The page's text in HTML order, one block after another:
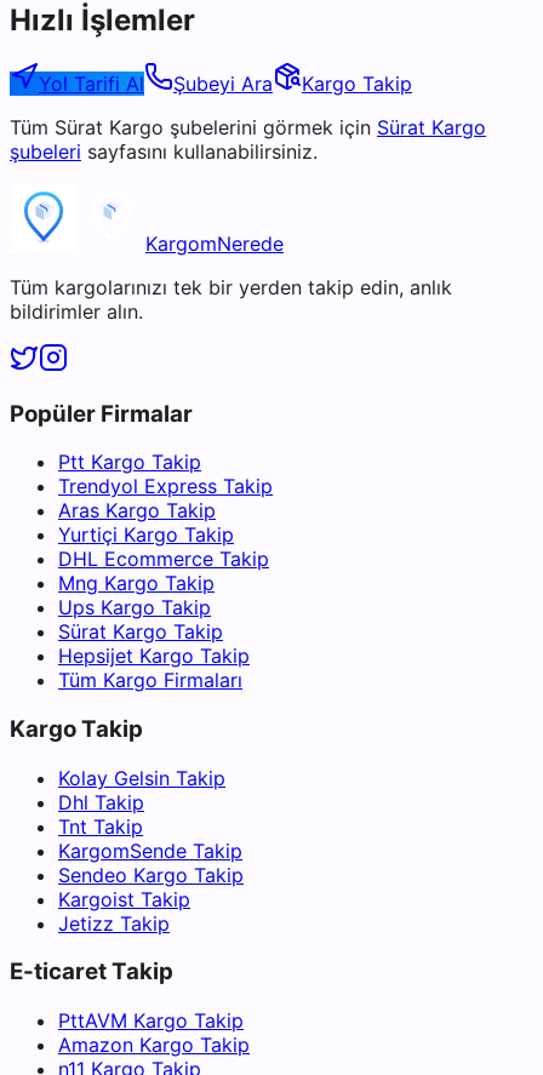
Hızlı İşlemler
Yol Tarifi Al Şubeyi Ara
Kargo Takip
Tüm Sürat Kargo şubelerini görmek için Sürat Kargo
şubeleri sayfasını kullanabilirsiniz.
KargomNerede
Tüm kargolarınızı tek bir yerden takip edin, anlık
bildirimler alın.
Popüler Firmalar
Ptt Kargo Takip
Trendyol Express Takip
Aras Kargo Takip
Yurtiçi Kargo Takip
DHL Ecommerce Takip
Mng Kargo Takip
Ups Kargo Takip
Sürat Kargo Takip
Hepsijet Kargo Takip
Tüm Kargo Firmaları
Kargo Takip
Kolay Gelsin Takip
Dhl Takip
Tnt Takip
KargomSende Takip
Sendeo Kargo Takip
Kargoist Takip
Jetizz Takip
E-ticaret Takip
PttAVM Kargo Takip
Amazon Kargo Takip
n11 Kargo Takip